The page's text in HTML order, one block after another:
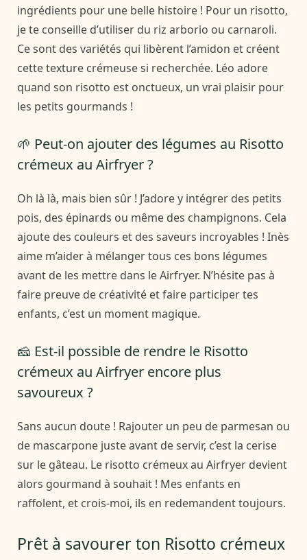
ingrédients pour une belle histoire ! Pour un risotto,
je te conseille d’utiliser du riz arborio ou carnaroli.
Ce sont des variétés qui libèrent l’amidon et créent
cette texture crémeuse si recherchée. Léo adore
quand son risotto est onctueux, un vrai plaisir pour
les petits gourmands !
🌱 Peut-on ajouter des légumes au Risotto
crémeux au Airfryer ?
Oh là là, mais bien sûr ! J’adore y intégrer des petits
pois, des épinards ou même des champignons. Cela
ajoute des couleurs et des saveurs incroyables ! Inès
aime m’aider à mélanger tous ces bons légumes
avant de les mettre dans le Airfryer. N’hésite pas à
faire preuve de créativité et faire participer tes
enfants, c’est un moment magique.
🧀 Est-il possible de rendre le Risotto
crémeux au Airfryer encore plus
savoureux ?
Sans aucun doute ! Rajouter un peu de parmesan ou
de mascarpone juste avant de servir, c’est la cerise
sur le gâteau. Le risotto crémeux au Airfryer devient
alors gourmand à souhait ! Mes enfants en
raffolent, et crois-moi, ils en redemandent toujours.
Prêt à savourer ton Risotto crémeux